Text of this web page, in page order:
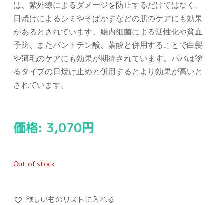
は、紫外線によるダメージを防止するだけではなく、
日焼けによるシミやそばかすなどの肌のケアにも効果
があるとされています。腸内細菌による活性化や貧血
予防、またパントテン酸、葉酸と併用することで白髪
や薄毛のケアにも効果が期待されています。パバは塗
るタイプの日焼け止めと併用するとより効果が高いと
されています。
価格: 3,070円
Out of stock
欲しいものリストに入れる